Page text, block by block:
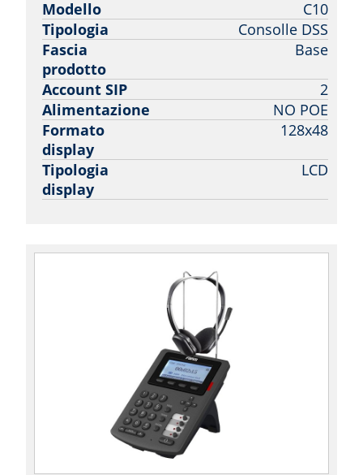
Modello
C10
Tipologia
Consolle DSS
Fascia
prodotto
Base
Account SIP
2
Alimentazione
NO POE
Formato
display
128x48
Tipologia
display
LCD